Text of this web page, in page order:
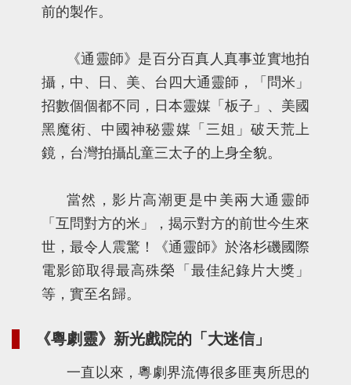
前的製作。
《通靈師》是百分百真人真事並實地拍
攝，中、日、美、台四大通靈師，「問米」
招數個個都不同，日本靈媒「板子」、美國
黑魔術、中國神秘靈媒「三姐」破天荒上
鏡，台灣拍攝乩童三太子的上身全貌。
當然，影片高潮更是中美兩大通靈師
「互問對方的米」，揭示對方的前世今生來
世，最令人震驚！《通靈師》於洛杉磯國際
電影節取得最高殊榮「最佳紀錄片大獎」
等，實至名歸。
《粵劇靈》新光戲院的「大迷信」
一直以來，粵劇界流傳很多匪夷所思的